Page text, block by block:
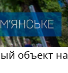
объект на